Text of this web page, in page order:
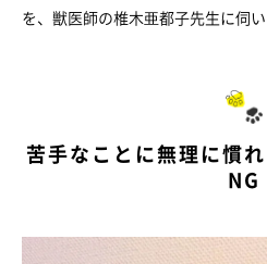
を、獣医師の椎木亜都子先生に伺い
苦手なことに無理に慣
NG